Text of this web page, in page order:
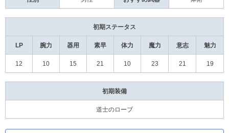
初期ステータス
LP 腕力 器用 素早 体力 魔力 意志 魅力
12 10 15 21 10 23 21 19
初期装備
道士のローブ